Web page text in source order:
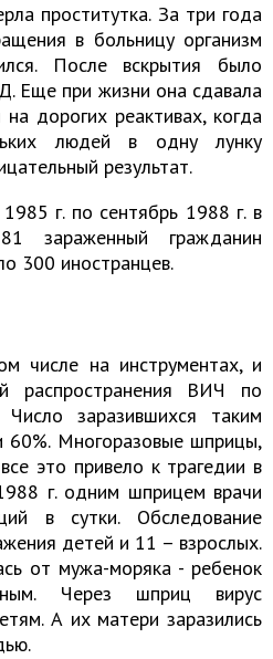
проститутка. За три года
в больницу организм
После вскрытия было
Еще при жизни она сдавала
дорогих реактивах, когда
людей в одну лунку
результат.
г. по сентябрь 1988 г. в
зараженный гражданин
300 иностранцев.
числе на инструментах, и
распространения ВИЧ по
заразившихся таким
60%. Многоразовые шприцы,
это привело к трагедии в
г. одним шприцем врачи
в сутки. Обследование
детей и 11 – взрослых.
от мужа-моряка - ребенок
Через шприц вирус
А их матери заразились